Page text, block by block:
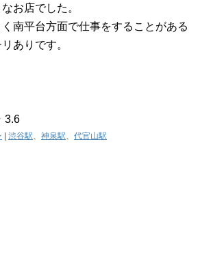
お店でした。
南平台方面で仕事をすることがある
ありです。
3.6
| 渋谷駅 神泉駅 代官山駅